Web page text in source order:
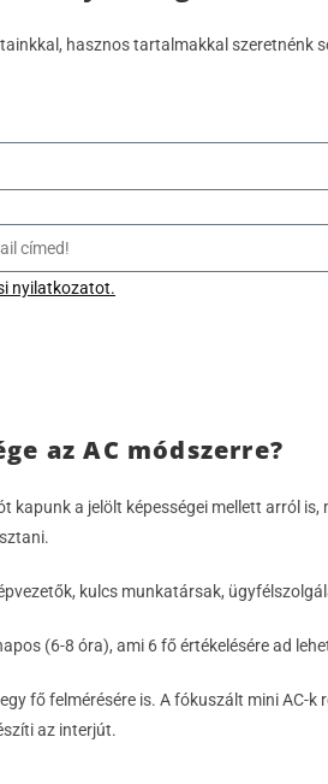
hasznos tartalmakkal szeretnénk
nyilatkozatot.
az AC módszerre?
kapunk a jelölt képességei mellett arról
kulcs munkatársak,
(6-8 óra), ami 6 fő értékelésére ad
fő felmérésére is. A fókuszált mini AC-
az interjút.